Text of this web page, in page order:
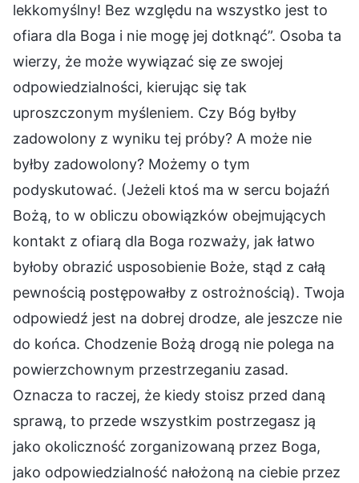
lekkomyślny! Bez względu na wszystko jest to
ofiara dla Boga i nie mogę jej dotknąć”. Osoba ta
wierzy, że może wywiązać się ze swojej
odpowiedzialności, kierując się tak
uproszczonym myśleniem. Czy Bóg byłby
zadowolony z wyniku tej próby? A może nie
byłby zadowolony? Możemy o tym
podyskutować. (Jeżeli ktoś ma w sercu bojaźń
Bożą, to w obliczu obowiązków obejmujących
kontakt z ofiarą dla Boga rozważy, jak łatwo
byłoby obrazić usposobienie Boże, stąd z całą
pewnością postępowałby z ostrożnością). Twoja
odpowiedź jest na dobrej drodze, ale jeszcze nie
do końca. Chodzenie Bożą drogą nie polega na
powierzchownym przestrzeganiu zasad.
Oznacza to raczej, że kiedy stoisz przed daną
sprawą, to przede wszystkim postrzegasz ją
jako okoliczność zorganizowaną przez Boga,
jako odpowiedzialność nałożoną na ciebie przez